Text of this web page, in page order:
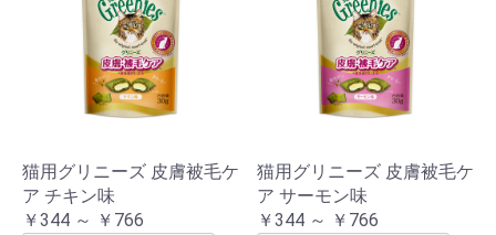
猫用グリニーズ 皮膚被毛ケ
ア チキン味
￥344 ～ ￥766
猫用グリニーズ 皮膚被毛ケ
ア サーモン味
￥344 ～ ￥766